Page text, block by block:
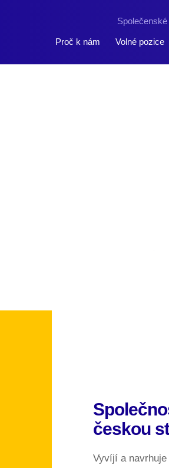
Proč k nám Volné pozice
českou
Vyvíjí a